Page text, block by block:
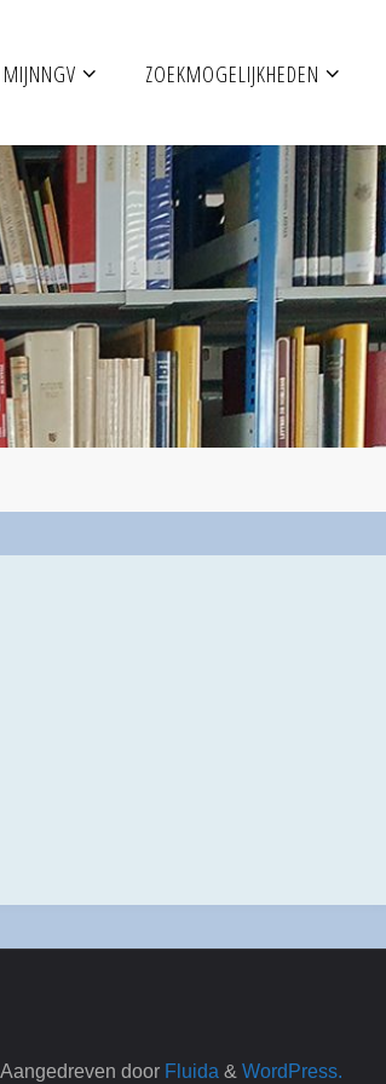
MIJNNGV ZOEKMOGELIJKHEDEN
Aangedreven door Fluida & WordPress.